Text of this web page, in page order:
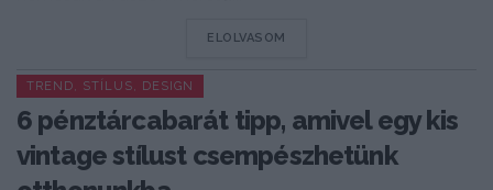
ELOLVASOM
TREND, STÍLUS, DESIGN
6 pénztárcabarát tipp, amivel egy kis
vintage stílust csempészhetünk